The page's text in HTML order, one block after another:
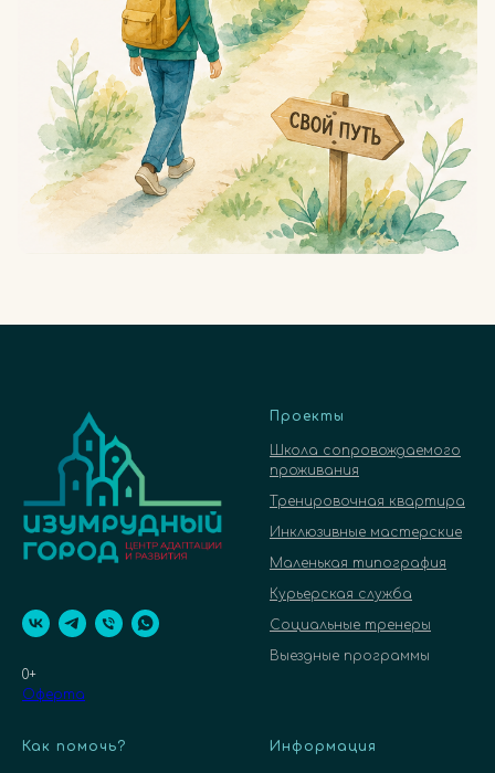
0+
Оферта
Проекты
Школа сопровождаемого
проживания
Тренировочная квартира
Инклюзивные мастерские
Маленькая типография
Курьерская служба
Социальные тренеры
Выездные программы
Как помочь? Информация